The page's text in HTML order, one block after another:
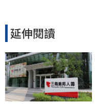
延伸閱讀